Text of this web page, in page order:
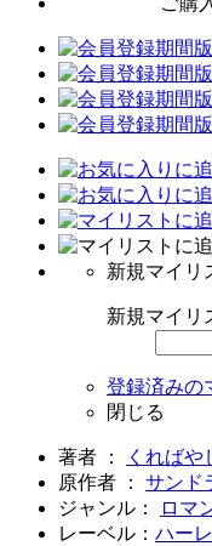
新規マイリ
新規マイリ
登録済みの
閉じる
著者 ：
くればや
原作者 ： サンド
ジャンル：
ロマ
レーベル： ハー